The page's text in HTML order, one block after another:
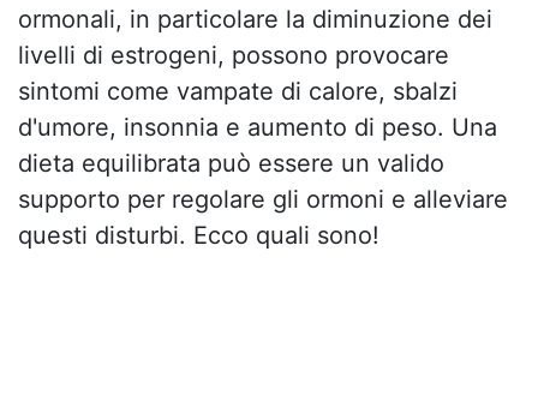
ormonali, in particolare la diminuzione dei
livelli di estrogeni, possono provocare
sintomi come vampate di calore, sbalzi
d'umore, insonnia e aumento di peso. Una
dieta equilibrata può essere un valido
supporto per regolare gli ormoni e alleviare
questi disturbi. Ecco quali sono!